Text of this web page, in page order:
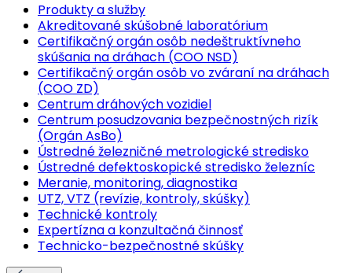
Produkty a služby
Akreditované skúšobné laboratórium
Certifikačný orgán osôb nedeštruktívneho
skúšania na dráhach (COO NSD)
Certifikačný orgán osôb vo zváraní na dráhach
(COO ZD)
Centrum dráhových vozidiel
Centrum posudzovania bezpečnostných rizík
(Orgán AsBo)
Ústredné železničné metrologické stredisko
Ústredné defektoskopické stredisko železníc
Meranie, monitoring, diagnostika
UTZ, VTZ (revízie, kontroly, skúšky)
Technické kontroly
Expertízna a konzultačná činnosť
Technicko-bezpečnostné skúšky